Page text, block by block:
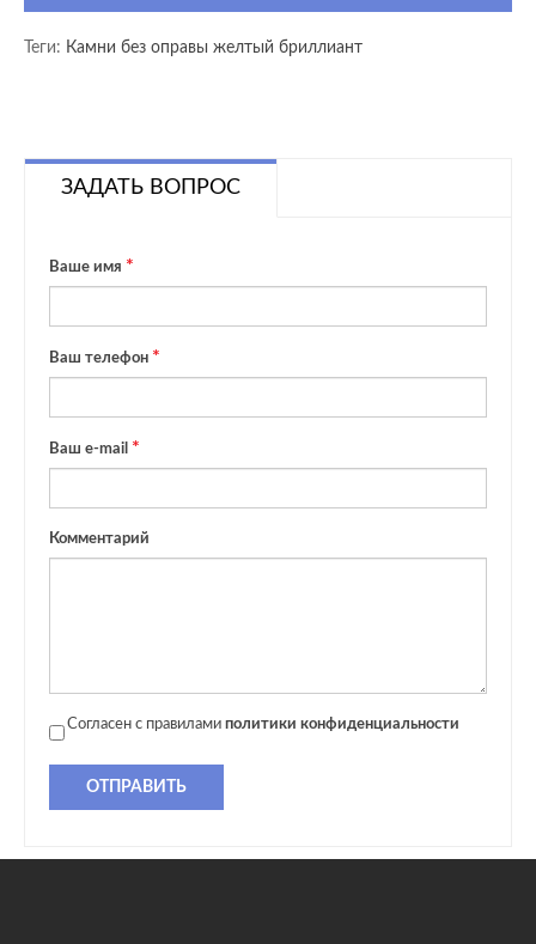
Теги: Камни без оправы желтый бриллиант
ЗАДАТЬ ВОПРОС
Ваше имя
Ваш телефон
Ваш e-mail
Комментарий
Согласен с правилами политики конфиденциальности
ОТПРАВИТЬ